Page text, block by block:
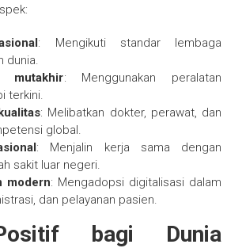
: Mengikuti standar lembaga
dunia.
mutakhir: Menggunakan peralatan
terkini.
: Melibatkan dokter, perawat, dan
global.
: Menjalin kerja sama dengan
sakit luar negeri.
modern: Mengadopsi digitalisasi dalam
dan pelayanan pasien.
bagi Dunia